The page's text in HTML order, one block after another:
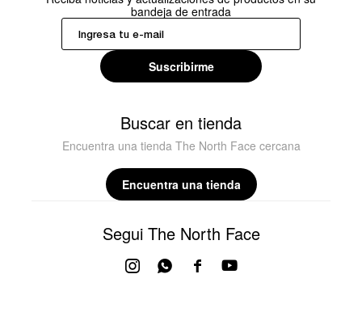
bandeja de entrada
Suscribirme
Buscar en tienda
Encuentra una tienda The North Face cercana
Encuentra una tienda
Segui The North Face
 
 